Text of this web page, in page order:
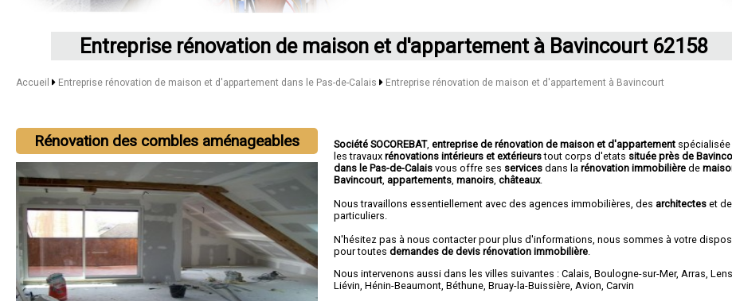
Entreprise rénovation de maison et d'appartement à Bavincourt 62158
Accueil Entreprise rénovation de maison et d'appartement dans le Pas-de-Calais Entreprise rénovation de maison et d'appartement à Bavincourt
Rénovation des combles aménageables Société SOCOREBAT,entreprise de rénovation de maison et d'appartement
les travauxrénovations intérieurs et extérieurstout corps d'etats située près de
dans le Pas-de-Calaisvous offre ses services dans larénovation immobilière de
Bavincourt appartements ,manoirs ,châteaux.
Nous travaillons essentiellement avec des agences immobilières, des architectes et
particuliers.
N'hésitez pas à nous contacter pour plus d'informations, nous sommes à votre
pour toutesdemandes de devis rénovation immobilière
Nous intervenons aussi dans les villes suivantes :Calais ,Boulogne-sur-Mer, Arras ,Lens
Liévin ,Hénin-Beaumont ,Béthune ,Bruay-la-Buissière Avion ,Carvin